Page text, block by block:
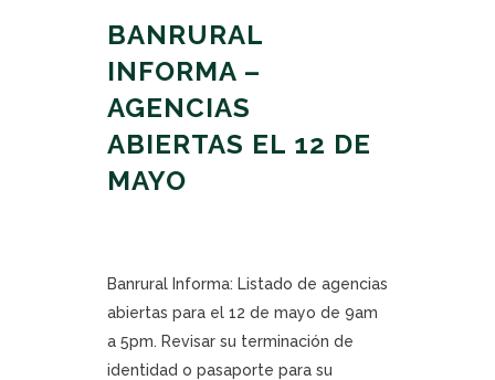
BANRURAL
INFORMA –
AGENCIAS
ABIERTAS EL 12 DE
MAYO
Banrural Informa: Listado de agencias
abiertas para el 12 de mayo de 9am
a 5pm. Revisar su terminación de
identidad o pasaporte para su